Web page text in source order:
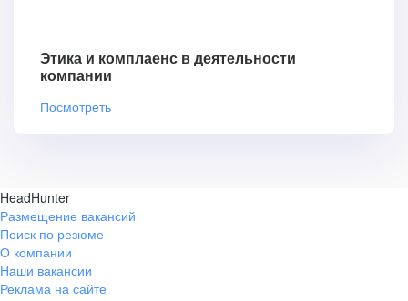
Этика и комплаенс в деятельности
компании
Посмотреть
HeadHunter
Размещение вакансий
Поиск по резюме
О компании
Наши вакансии
Реклама на сайте